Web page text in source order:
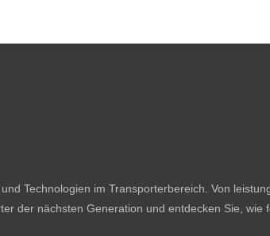
Technologien im Transporterbereich. Von
der nächsten Generation und entdecken Sie, wie